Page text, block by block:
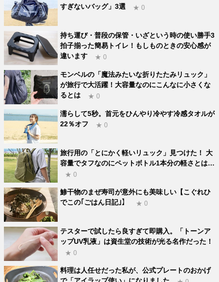
すぎないバッグ」3選 ★ 0
持ち運び・普段の保管・いざという時の使い勝手3
拍子揃った簡易トイレ！もしものときの安心感が
違います
★ 0
モンベルの「魔法みたいな折りたたみリュック」
が旅行で大活躍！大容量なのにこんなに小さくな
るとは
★ 0
濡らして5秒。首元をひんやり冷やす冷感タオルが
22％オフ
★ 0
旅行用の「とにかく軽いリュック」見つけた！ 大
容量でタフなのにペットボトル1本分の軽さとは…
★ 0
鯵干物のまぜ寿司が意外にも美味しい【こぐれひ
でこの｢ごはん日記｣】
★ 0
テスターで試したら良すぎて即購入。「トーンア
ップUV乳液」は資生堂の技術が光る名作だった！
★ 0
料理は人任せだった私が、公式プレートのおかげ